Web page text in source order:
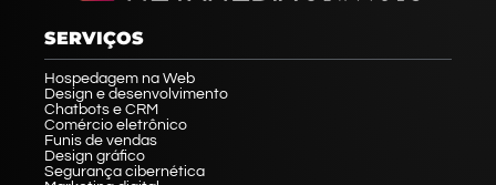
SERVIÇOS
Hospedagem na Web
Design e desenvolvimento
Chatbots e CRM
Comércio eletrônico
Funis de vendas
Design gráfico
Segurança cibernética